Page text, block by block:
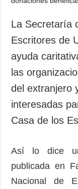
Defensa
Sociedad y
Cultura
Deportes
Crimen
Desastres y
emergencias
Podcasts
Publicaciones
Entrevistas
La Secretaría
Escritores de
ayuda
las
del extranjero
interesadas
Casa de los
Así lo dice
publicada en
Nacional de